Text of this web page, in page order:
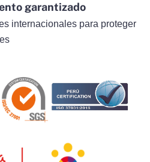
garantizado
internacionales para proteger